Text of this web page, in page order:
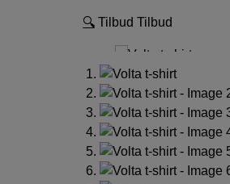
🔍 Tilbud Tilbud